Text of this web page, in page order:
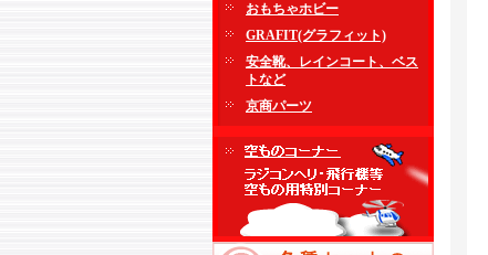
おもちゃホビー
GRAFIT(グラフィット)
安全靴、レインコート、ベス
トなど
京商パーツ